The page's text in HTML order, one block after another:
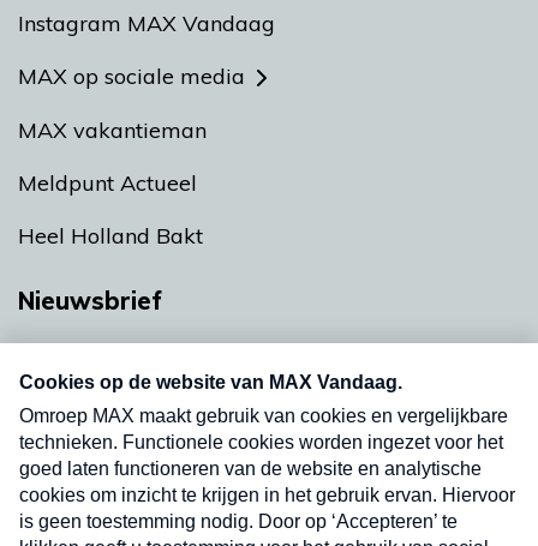
Instagram MAX Vandaag
MAX op sociale media
MAX vakantieman
Meldpunt Actueel
Heel Holland Bakt
Nieuwsbrief
nieuwsbrief. Elke vrijdag- en dinsdagochtend in
uw mailbox.
Verzend